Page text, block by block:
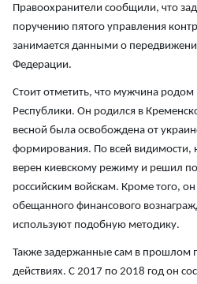
Правоохранители сообщили, что
поручению пятого управления
занимается данными о
Федерации.
Стоит отметить, что мужчина родом
Республики. Он родился в
весной была освобождена от
формирования. По всей видимости,
верен киевскому режиму и решил
российским войскам. Кроме того, он
обещанного финансового
используют подобную методику.
Также задержанные сам в прошлом
действиях. С 2017 по 2018 год он